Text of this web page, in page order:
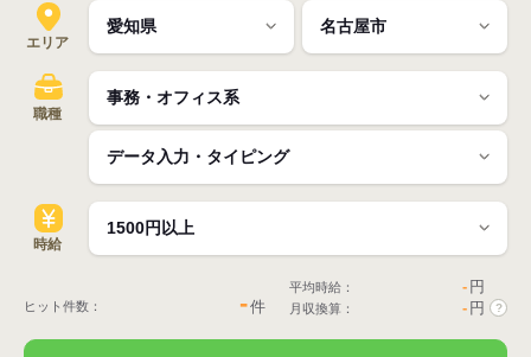
エリア
職種
時給
ヒット件数： -件
平均時給： - 円
月収換算： - 円 ?